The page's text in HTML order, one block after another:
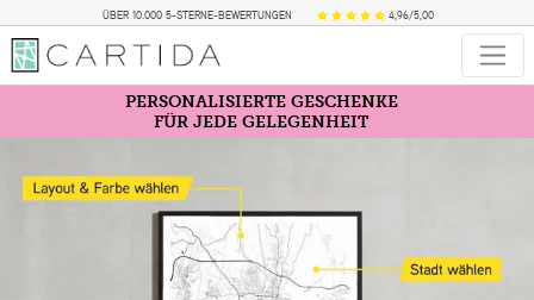
ÜBER 10.000 5-STERNE-BEWERTUNGEN 4,96/5,00
PERSONALISIERTE GESCHENKE
FÜR JEDE GELEGENHEIT